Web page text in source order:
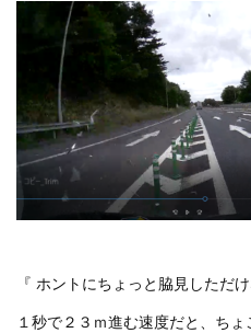
『 ホントにちょっと脇見しただ
１秒で２３ｍ進む速度だと、ち